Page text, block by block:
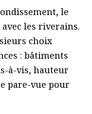
le
avec les riverains.
choix
: bâtiments
à-vis, hauteur
pare-vue pour